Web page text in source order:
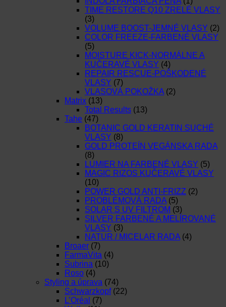
TIME RESTORE Q10 ZRELÉ VLASY
(3)
VOLUME BOOST-JEMNÉ VLASY (2)
COLOR FREEZE-FARBENÉ VLASY
(5)
MOISTURE KICK-NORMÁLNE A
KUČERAVÉ VLASY (4)
REPAIR RESCUE-POŠKODENÉ
VLASY (7)
VLASOVÁ POKOŽKA (2)
Matrix (13)
Total Results (13)
Tahe (47)
BOTANIC GOLD KERATIN SUCHÉ
VLASY (8)
GOLD PROTEÍN VEGÁNSKA RADA
(8)
LUMIER NA FARBENÉ VLASY (5)
MAGIC RIZOS KUČERAVÉ VLASY
(10)
POWER GOLD ANTI-FRIZZ (2)
PROBLÉMOVÁ RADA (5)
SOLAR S UV FILTROM (3)
SILVER FARBENÉ A MELÍROVANÉ
VLASY (3)
NATUR / MICELAR RADA (4)
Broaer (7)
FarmaVita (4)
Subrina (10)
Roso (4)
Styling a úprava (74)
Schwarzkopf (22)
L’Oréal (7)